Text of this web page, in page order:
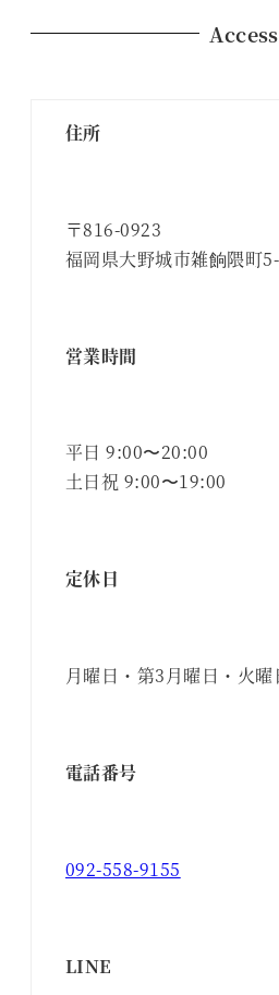
Access
住所
〒816-0923
福岡県大野城市雑餉隈町
営業時間
平日 9:00〜20:00
土日祝 9:00〜19:00
定休日
月曜日・第3月曜日・火曜
電話番号
092-558-9155
LINE